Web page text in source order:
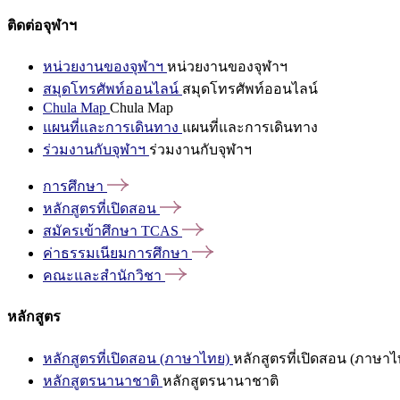
ติดต่อจุฬาฯ
หน่วยงานของจุฬาฯ หน่วยงานของจุฬาฯ
สมุดโทรศัพท์ออนไลน์ สมุดโทรศัพท์ออนไลน์
Chula Map Chula Map
แผนที่และการเดินทาง แผนที่และการเดินทาง
ร่วมงานกับจุฬาฯ ร่วมงานกับจุฬาฯ
การศึกษา
หลักสูตรที่เปิดสอน
สมัครเข้าศึกษา TCAS
ค่าธรรมเนียมการศึกษา
คณะและสำนักวิชา
หลักสูตร
หลักสูตรที่เปิดสอน (ภาษาไทย) หลักสูตรที่เปิดสอน (ภาษาไ
หลักสูตรนานาชาติ หลักสูตรนานาชาติ